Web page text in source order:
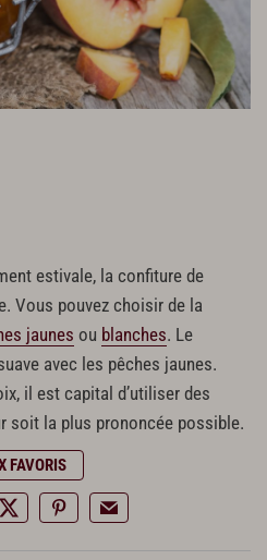
estivale, la confiture de
Vous pouvez choisir de la
jaunes ou blanches. Le
avec les pêches jaunes.
il est capital d’utiliser des
soit la plus prononcée possible.
FAVORIS